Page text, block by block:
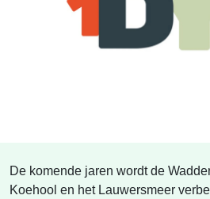
De komende jaren wordt de
Koehool en het Lauwersmeer